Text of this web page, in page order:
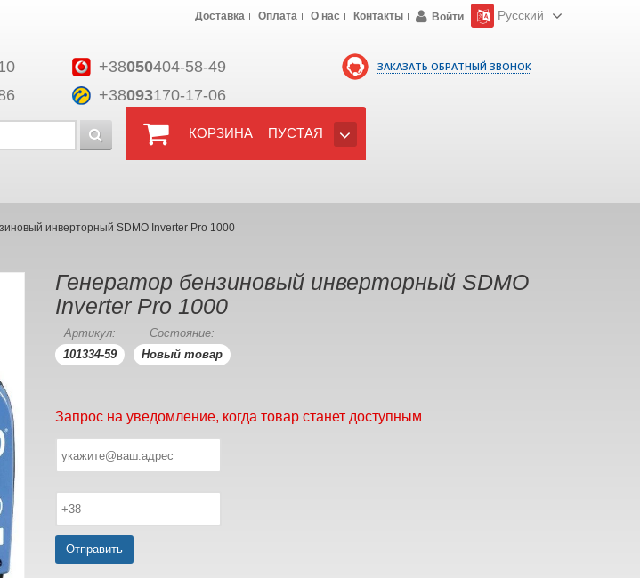
ЗАКАЗАТЬ ОБРАТНЫЙ ЗВОНОК
+38050404-58-49
+38093170-17-06
Доставка Оплата О нас Контакты Войти Русский
КОРЗИНА ПУСТАЯ
инверторный SDMO Inverter Pro 1000
Генератор бензиновый инверторный SDMO
Inverter Pro 1000
Артикул:
101334-59
Состояние:
Новый товар
Запрос на уведомление, когда товар станет доступным
Отправить